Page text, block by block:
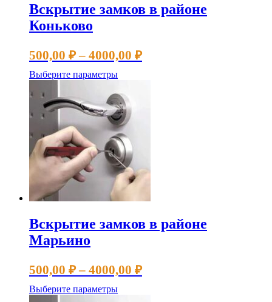
Вскрытие замков в районе
Коньково
500,00 ₽ – 4000,00 ₽Диапазон
Выберите параметрыЭтот
имеет
несколько
вариаций.
Опции
можно
выбрать
на
странице
товара.
Вскрытие замков в районе
Марьино
500,00 ₽ – 4000,00 ₽Диапазон
Выберите параметрыЭтот